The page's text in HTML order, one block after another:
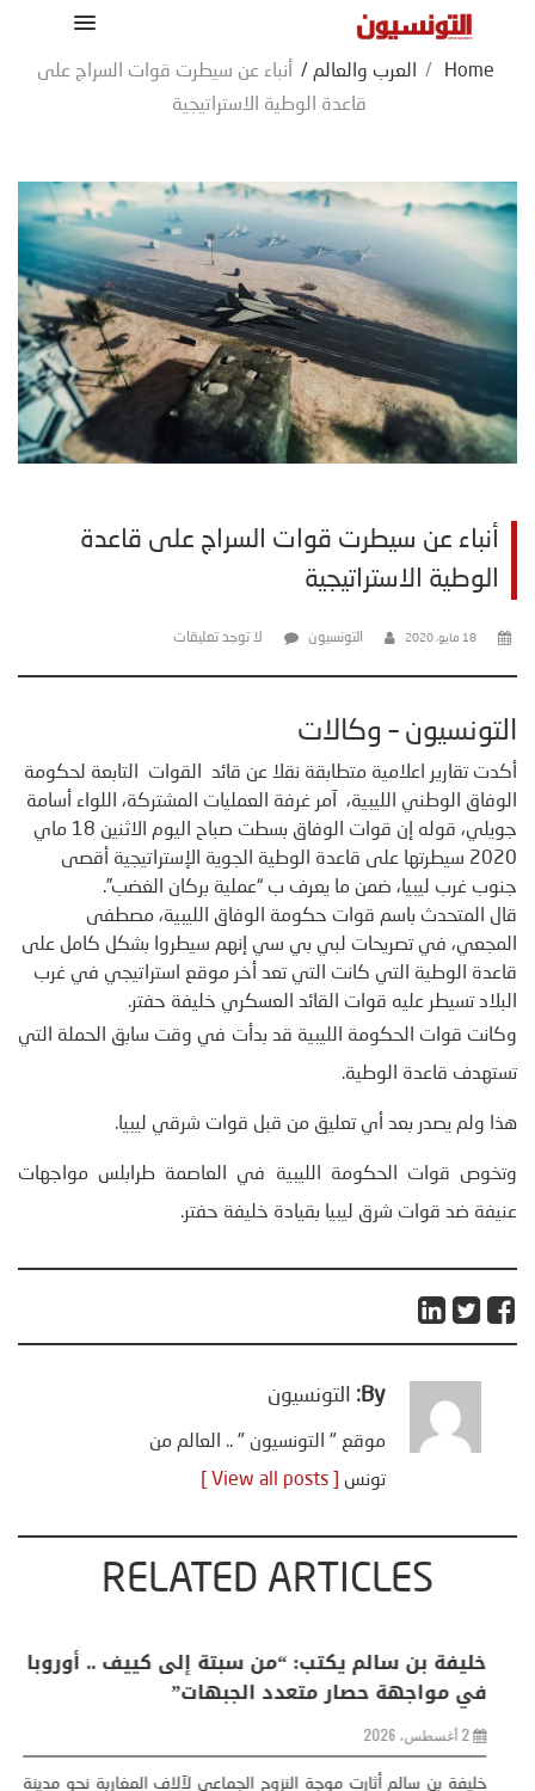
Home
/ العرب والعالم /
أنباء عن سيطرت قوات السراج على
قاعدة الوطية الاستراتيجية
أنباء عن سيطرت قوات السراج على قاعدة
الوطية الاستراتيجية
18 مايو، 2020 التونسيون لا توجد تعليقات
التونسيون – وكالات
أكدت تقارير اعلامية متطابقة نقلا عن قائد القوات التابعة لحكومة
الوفاق الوطني الليبية، آمر غرفة العمليات المشتركة، اللواء أسامة
جويلي، قوله إن قوات الوفاق بسطت صباح اليوم الاثنين 18 ماي
2020 سيطرتها على قاعدة الوطية الجوية الإستراتيجية أقصى
جنوب غرب ليبيا، ضمن ما يعرف ب “عملية بركان الغضب”.
قال المتحدث باسم قوات حكومة الوفاق الليبية، مصطفى
المجعي، في تصريحات لبي بي سي إنهم سيطروا بشكل كامل على
قاعدة الوطية التي كانت التي تعد أخر موقع استراتيجي في غرب
البلاد تسيطر عليه قوات القائد العسكري خليفة حفتر.
وكانت قوات الحكومة الليبية قد بدأت في وقت سابق الحملة التي
تستهدف قاعدة الوطية.
هذا ولم يصدر بعد أي تعليق من قبل قوات شرقي ليبيا.
وتخوص قوات الحكومة الليبية في العاصمة طرابلس مواجهات
عنيفة ضد قوات شرق ليبيا بقيادة خليفة حفتر.
By: التونسيون
موقع " التونسيون " .. العالم من
تونس
RELATED ARTICLES
منذر بالضيافي يكتب حول: التغيرات المناخية: اكثر
من ظاهرة طبيعية .. تحول اجتماعي وحضاري (
مقاربة سوسيولوجية )
23 يوليو، 2026